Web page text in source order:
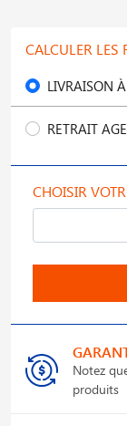
CALCULER LES
LIVRAISON
RETRAIT
CHOISIR
Notez
produits